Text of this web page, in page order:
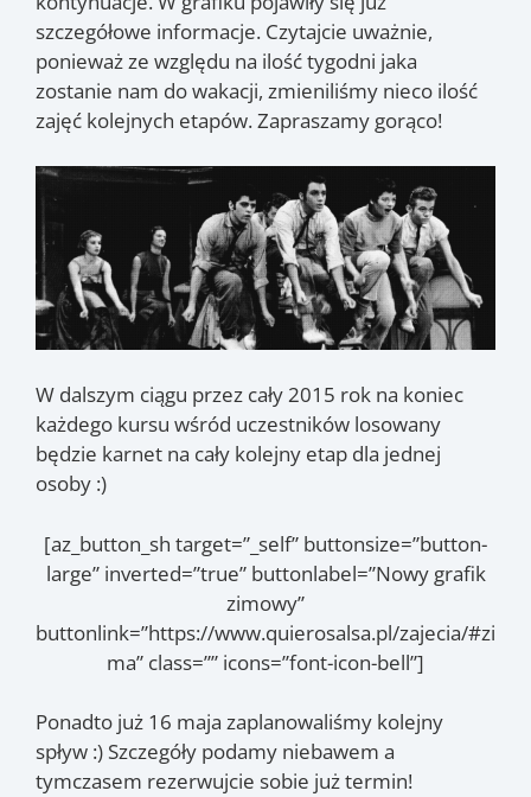
szczegółowe informacje. Czytajcie uważnie,
ponieważ ze względu na ilość tygodni jaka
zostanie nam do wakacji, zmieniliśmy nieco ilość
zajęć kolejnych etapów. Zapraszamy gorąco!
W dalszym ciągu przez cały 2015 rok na koniec
każdego kursu wśród uczestników losowany
będzie karnet na cały kolejny etap dla jednej
osoby :)
[az_button_sh target=”_self” buttonsize=”button-
large” inverted=”true” buttonlabel=”Nowy grafik
zimowy”
buttonlink=”https://www.quierosalsa.pl/zajecia/#zi
ma” class=”” icons=”font-icon-bell”]
Ponadto już 16 maja zaplanowaliśmy kolejny
spływ :) Szczegóły podamy niebawem a
tymczasem rezerwujcie sobie już termin!